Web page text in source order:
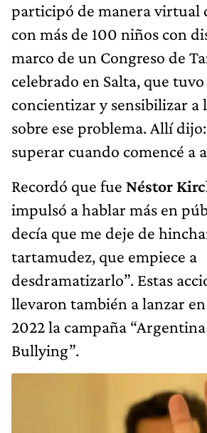
participó de manera virtual
con más de 100 niños con
marco de un Congreso de
celebrado en Salta, que
concientizar y sensibilizar a
sobre ese problema. Allí
superar cuando comencé a
Recordó que fue Néstor
impulsó a hablar más en
decía que me deje de
tartamudez, que empiece a
desdramatizarlo”. Estas
llevaron también a lanzar
2022 la campaña
Bullying”.